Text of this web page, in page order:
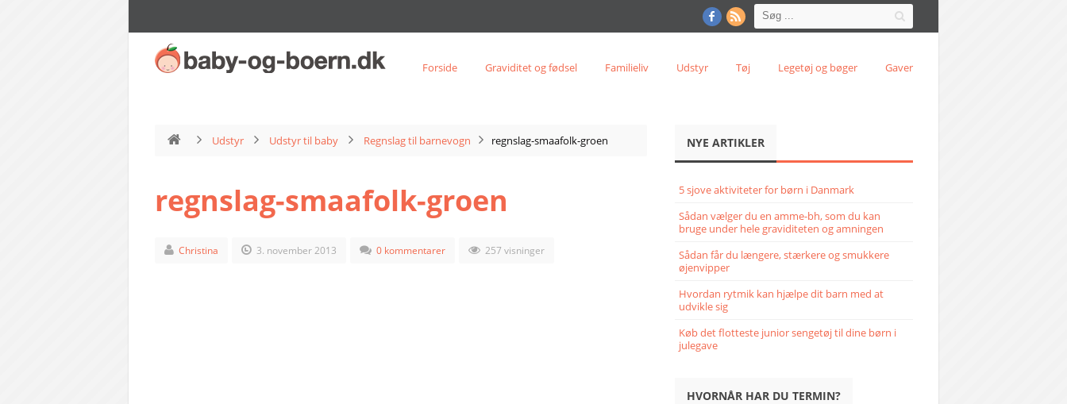
Forside Graviditet og fødsel Familieliv Udstyr Tøj Legetøj og bøger Gaver
Udstyr Udstyr til baby Regnslag til barnevogn regnslag-smaafolk-groen
regnslag-smaafolk-groen
Christina 3. november 2013 0 kommentarer 257 visninger
NYE ARTIKLER
5 sjove aktiviteter for børn i Danmark
Sådan vælger du en amme-bh, som du kan
bruge under hele graviditeten og amningen
Sådan får du længere, stærkere og smukkere
øjenvipper
Hvordan rytmik kan hjælpe dit barn med at
udvikle sig
Køb det flotteste junior sengetøj til dine børn i
julegave
HVORNÅR HAR DU TERMIN?